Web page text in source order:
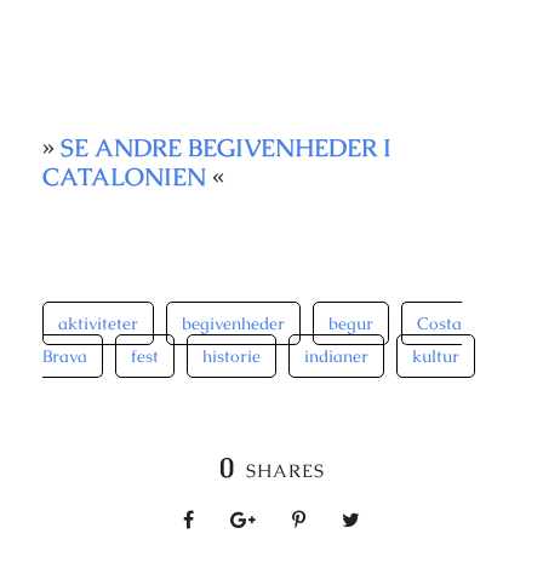
»SE ANDRE BEGIVENHEDER I
CATALONIEN «
aktiviteter begivenheder begur
Costa
Brava
fest historie indianer kultur
0 SHARES